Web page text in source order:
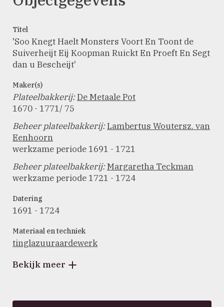
Titel
'Soo Knegt Haelt Monsters Voort En Toont de
Suiverheijt Eij Koopman Ruickt En Proeft En Segt
dan u Bescheijt'
Maker(s)
Plateelbakkerij:De Metaale Pot
1670 - 1771/ 75
Beheer plateelbakkerij:Lambertus Woutersz. van
Eenhoorn
werkzame periode 1691 - 1721
Beheer plateelbakkerij:Margaretha Teckman
werkzame periode 1721 - 1724
Datering
1691 - 1724
Materiaal en techniek
tinglazuuraardewerk
Bekijk meer